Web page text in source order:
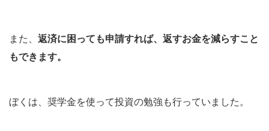
また、 返済に困っても申請すれば、返すお金を減らすこと
もできます。
ぼくは、奨学金を使って投資の勉強も行っていました。